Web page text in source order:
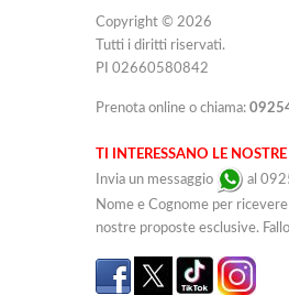
Copyright © 2026
Tutti i diritti riservati.
PI 02660580842
Prenota online o chiama:
TI INTERESSANO LE NOSTRE
Invia un messaggio
al
Nome e Cognome per
nostre proposte esclusive.